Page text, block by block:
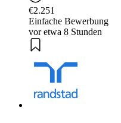
€2.251
Einfache Bewerbung
vor etwa 8 Stunden